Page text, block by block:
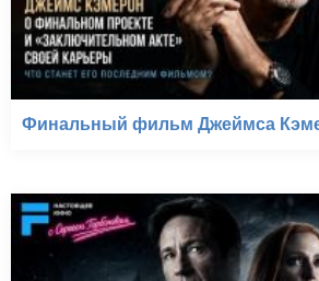
Финальный фильм Джеймса